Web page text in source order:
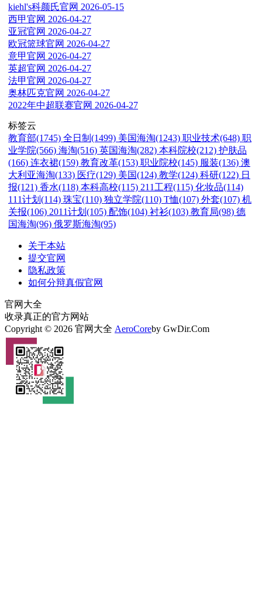
kiehl's科颜氏官网 2026-05-15
西甲官网 2026-04-27
亚冠官网 2026-04-27
欧冠篮球官网 2026-04-27
意甲官网 2026-04-27
英超官网 2026-04-27
法甲官网 2026-04-27
奥林匹克官网 2026-04-27
2022年中超联赛官网 2026-04-27
标签云
教育部(1745) 全日制(1499) 美国海淘(1243) 职业技术(648) 职
业学院(566) 海淘(516) 英国海淘(282) 本科院校(212) 护肤品
(166) 连衣裙(159) 教育改革(153) 职业院校(145) 服装(136) 澳
大利亚海淘(133) 医疗(129) 美国(124) 教学(124) 科研(122) 日
报(121) 香水(118) 本科高校(115) 211工程(115) 化妆品(114)
111计划(114) 珠宝(110) 独立学院(110) T恤(107) 外套(107) 机
关报(106) 2011计划(105) 配饰(104) 衬衫(103) 教育局(98) 德
国海淘(96) 俄罗斯海淘(95)
关于本站
提交官网
隐私政策
如何分辩真假官网
官网大全
收录真正的官方网站
Copyright © 2026 官网大全 AeroCoreby GwDir.Com